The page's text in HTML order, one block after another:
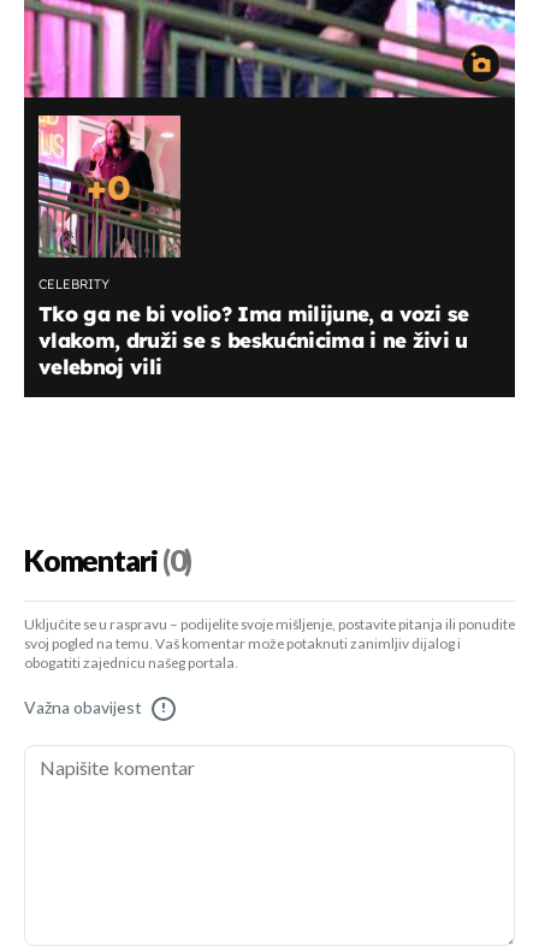
+0
CELEBRITY
Tko ga ne bi volio? Ima milijune, a vozi se
vlakom, druži se s beskućnicima i ne živi u
velebnoj vili
Komentari(0)
Uključite se u raspravu – podijelite svoje mišljenje, postavite pitanja ili ponudite
svoj pogled na temu. Vaš komentar može potaknuti zanimljiv dijalog i
obogatiti zajednicu našeg portala.
Važna obavijest !